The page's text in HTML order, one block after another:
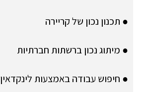
● תכנון נכון של קריירה
● מיתוג נכון ברשתות חברתיות
● חיפוש עבודה באמצעות לינקדאין